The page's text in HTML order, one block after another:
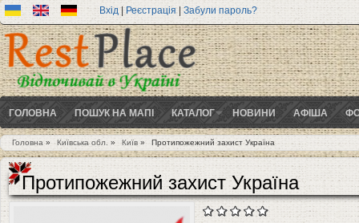
Вхід | Реєстрація|Забули пароль?
ГОЛОВНА ПОШУК НА МАПІ КАТАЛОГ НОВИНИ АФІША
Ви є тут
Головна» Київська обл. » Київ » Протипожежний захист Україна
Протипожежний захист Україна